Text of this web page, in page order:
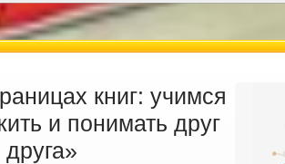
книг: учимся
и понимать друг
друга»